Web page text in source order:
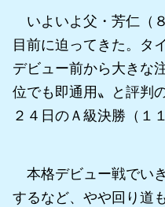
いよいよ父・芳仁（
目前に迫ってきた。タ
デビュー前から大きな
位でも即通用〟と評判
２４日のＡ級決勝（１
本格デビュー戦でい
するなど、やや回り道